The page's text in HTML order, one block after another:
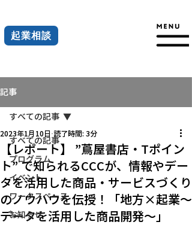
起業相談
記事
すべての記事
プログラム
イベント
ワークスペース
お知らせ
すべての記事
【レポート】 ”蔦屋書店・Tポイン
ト” で知られるCCCが、情報やデー
タを活用した商品・サービスづくり
のノウハウを伝授！「地方×起業～
データを活用した商品開発～」
2023年1月10日 読了時間: 3分